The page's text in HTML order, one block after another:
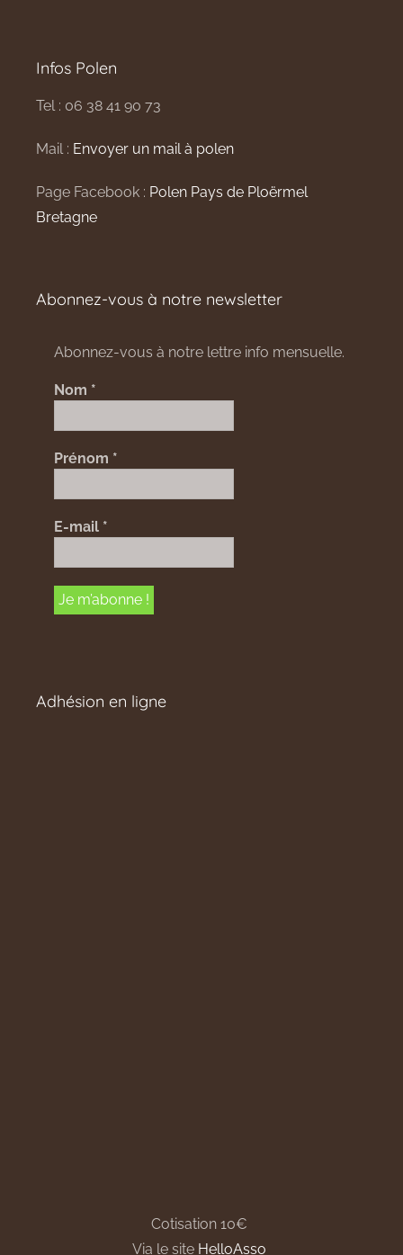
Infos Polen
Tel : 06 38 41 90 73
Mail : Envoyer un mail à polen
Page Facebook : Polen Pays de Ploërmel
Bretagne
Abonnez-vous à notre newsletter
Abonnez-vous à notre lettre info mensuelle.
Nom *
Prénom *
E-mail *
Adhésion en ligne
Cotisation 10€
Via le site HelloAsso